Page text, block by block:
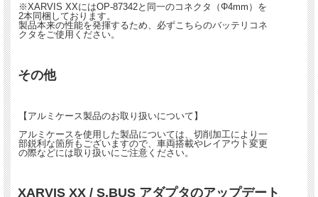
※XARVIS XXにはOP-87342と同一のコネクタ（Φ4mm）を
2本同梱しております。
製品本来の性能を発揮するため、必ずこちらのバッテリコネ
クタをご使用ください。
その他
【アルミケース製品のお取り扱いについて】
アルミケースを使用した製品については、切削加工により一
部鋭利な箇所もございますので、車両搭載やレイアウト変更
の際などには取り扱いにご注意ください。
XARVIS XX / S.BUS アダプタのアップデート